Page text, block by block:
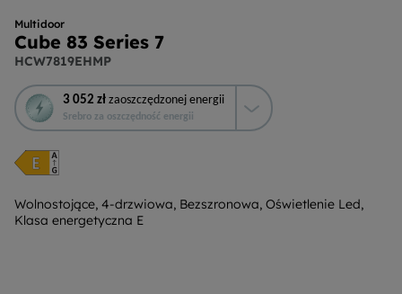
Multidoor
Cube 83 Series 7
HCW7819EHMP
3 052 zł zaoszczędzonej energii
Srebro za oszczędność energii
To
działanie
otworzy
narzędzie
do
energii
Youreko.
Wolnostojące, 4-drzwiowa, Bezszronowa, Oświetlenie Led,
Klasa energetyczna E